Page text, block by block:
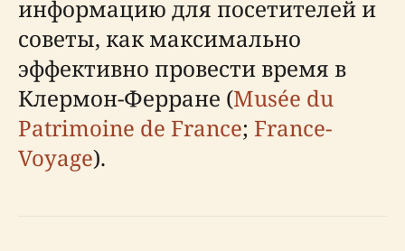
информацию для посетителей и
советы, как максимально
эффективно провести время в
Клермон-Ферране (Musée du
Patrimoine de France; France-
Voyage).